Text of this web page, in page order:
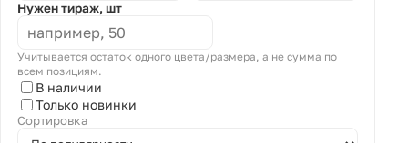
Нужен тираж, шт
Учитывается остаток одного цвета/размера, а не сумма по
всем позициям.
В наличии
Только новинки
Сортировка